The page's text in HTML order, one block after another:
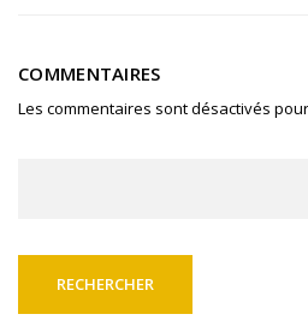
COMMENTAIRES
Les commentaires sont désactivés